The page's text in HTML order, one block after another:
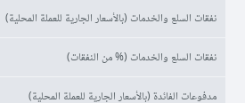
نفقات السلع والخدمات (بالأسعار الجارية للعملة المحلية)
نفقات السلع والخدمات (% من النفقات)
مدفوعات الفائدة (بالأسعار الجارية للعملة المحلية)